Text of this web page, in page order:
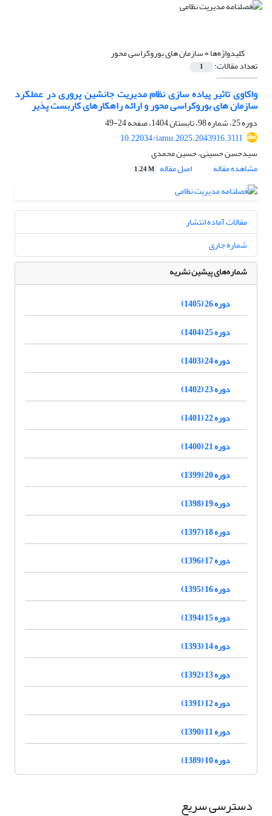
کلیدواژه‌ها =سازمان های بوروکراسی محور
تعداد مقالات: 1
واکاوی تاثیر پیاده سازی نظام مدیریت جانشین پروری در عملکرد
سازمان های بوروکراسی محور و ارائه راهکارهای کاربست پذیر
دوره 25، شماره 98، تابستان 1404، صفحه
24-49
10.22034/iamu.2025.2043916.3111
سیدحسن حسینی، حسین محمدی
مشاهده مقاله
اصل مقاله 1.24 M
مقالات آماده انتشار
شماره جاری
شماره‌های پیشین نشریه
دوره 26 (1405)
دوره 25 (1404)
دوره 24 (1403)
دوره 23 (1402)
دوره 22 (1401)
دوره 21 (1400)
دوره 20 (1399)
دوره 19 (1398)
دوره 18 (1397)
دوره 17 (1396)
دوره 16 (1395)
دوره 15 (1394)
دوره 14 (1393)
دوره 13 (1392)
دوره 12 (1391)
دوره 11 (1390)
دوره 10 (1389)
دسترسی سریع